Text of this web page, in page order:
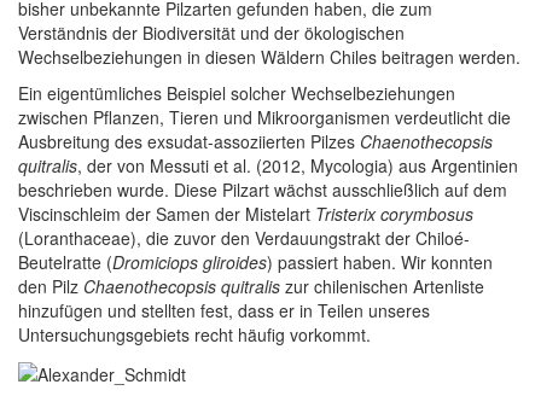
bisher unbekannte Pilzarten gefunden haben, die zum
Verständnis der Biodiversität und der ökologischen
Wechselbeziehungen in diesen Wäldern Chiles beitragen werden.
Ein eigentümliches Beispiel solcher Wechselbeziehungen
zwischen Pflanzen, Tieren und Mikroorganismen verdeutlicht die
Ausbreitung des exsudat-assoziierten Pilzes Chaenothecopsis
quitralis, der von Messuti et al. (2012, Mycologia) aus Argentinien
beschrieben wurde. Diese Pilzart wächst ausschließlich auf dem
Viscinschleim der Samen der Mistelart Tristerix corymbosus
(Loranthaceae), die zuvor den Verdauungstrakt der Chiloé-
Beutelratte (Dromiciops gliroides) passiert haben. Wir konnten
den Pilz Chaenothecopsis quitralis zur chilenischen Artenliste
hinzufügen und stellten fest, dass er in Teilen unseres
Untersuchungsgebiets recht häufig vorkommt.